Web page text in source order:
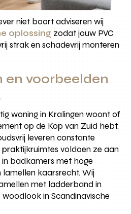
niet boort adviseren wij
oplossing zodat jouw PVC
strak en schadevrij monteren
en voorbeelden
woning in Kralingen woont of
op de Kop van Zuid hebt,
leveren constante
voldoen ze aan
in badkamers met hoge
kaarsrecht. Wij
met ladderband in
in Scandinavische